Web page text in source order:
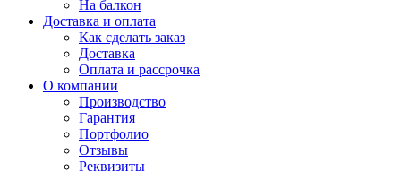
На балкон
Доставка и оплата
Как сделать заказ
Доставка
Оплата и рассрочка
О компании
Производство
Гарантия
Портфолио
Отзывы
Реквизиты